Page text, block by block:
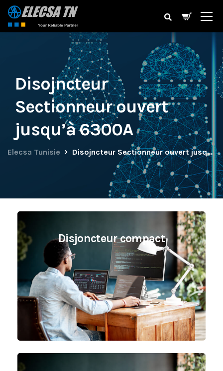
Disojncteur
Sectionneur ouvert
jusqu’à 6300A
Elecsa Tunisie Disojncteur Sectionneur ouvert jusqu’à 6300A
Disjoncteur compact